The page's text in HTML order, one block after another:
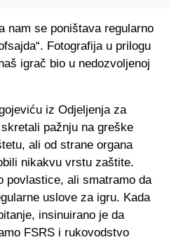
nam se poništava regularno
Fotografija u prilogu
igrač bio u nedozvoljenoj
iz Odjeljenja za
pažnju na greške
ali od strane organa
nikakvu vrstu zaštite.
povlastice, ali smatramo da
uslove za igru. Kada
insinuirano je da
FSRS i rukovodstvo